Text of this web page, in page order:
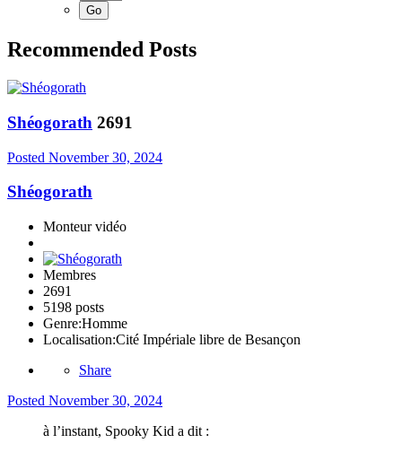
Recommended Posts
Shéogorath 2691
Posted November 30, 2024
Shéogorath
Monteur vidéo
Membres
2691
5198 posts
Genre:Homme
Localisation:Cité Impériale libre de Besançon
Share
Posted November 30, 2024
à l’instant, Spooky Kid a dit :